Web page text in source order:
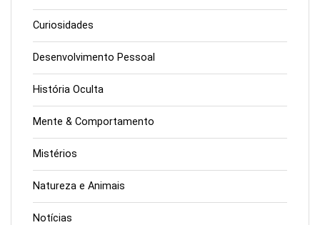
Curiosidades
Desenvolvimento Pessoal
História Oculta
Mente & Comportamento
Mistérios
Natureza e Animais
Notícias